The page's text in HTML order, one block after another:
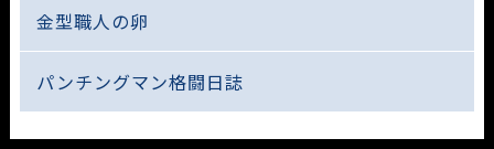
金型職人の卵
パンチングマン格闘日誌